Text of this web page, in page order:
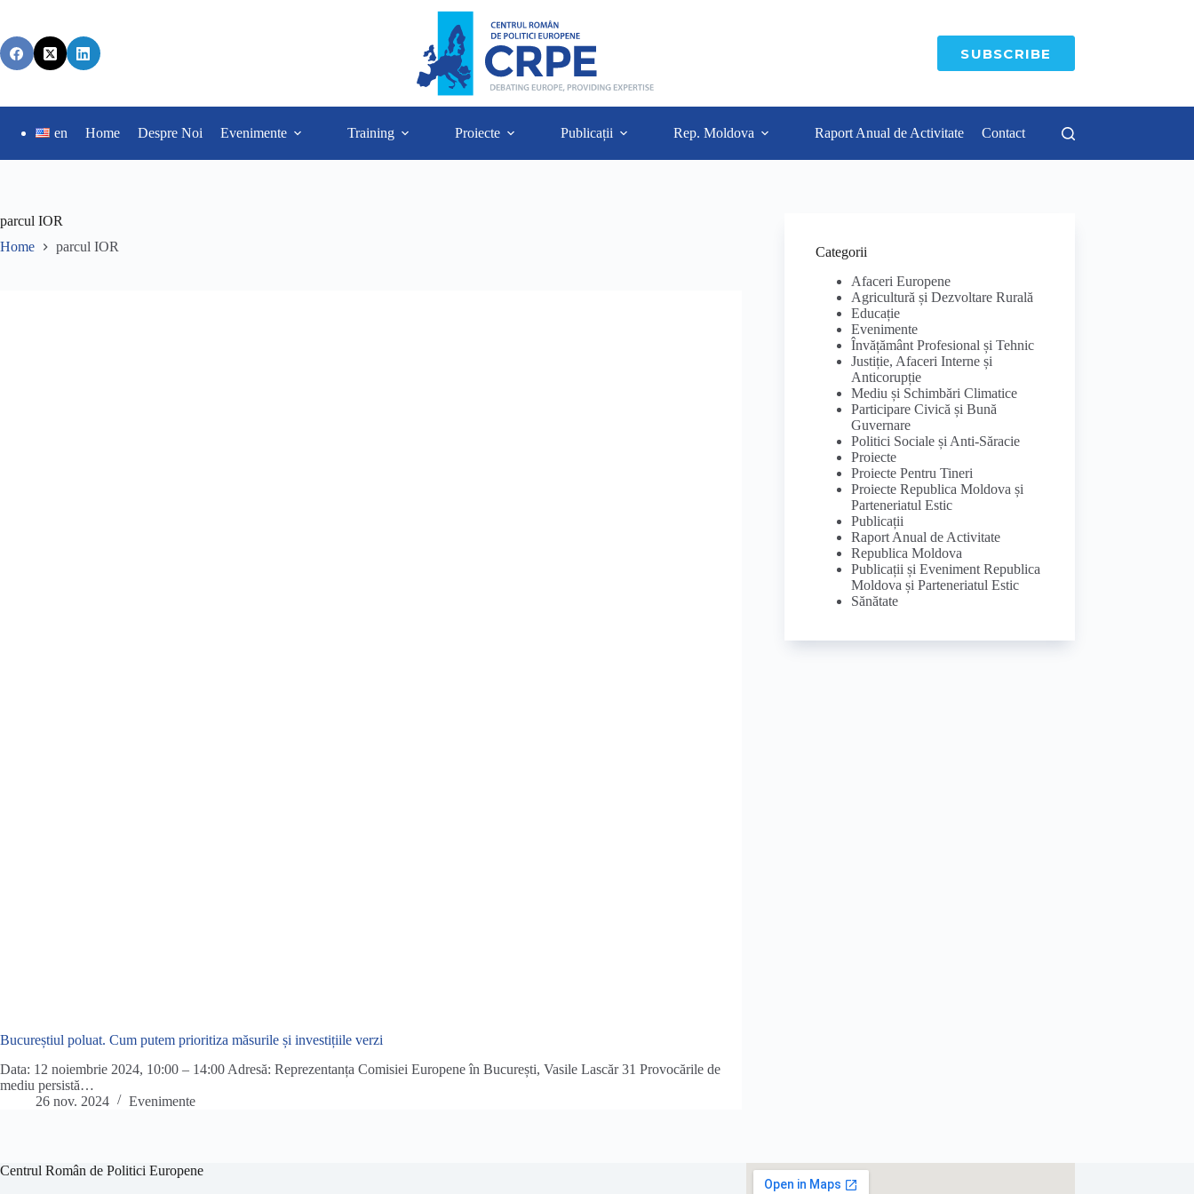
SUBSCRIBE
en Home Despre Noi Evenimente Training Proiecte Publicații Rep. Moldova Raport Anual de Activitate Contact
parcul IOR
Home
parcul IOR
Bucureștiul poluat. Cum putem prioritiza măsurile și investițiile verzi
Data: 12 noiembrie 2024, 10:00 – 14:00 Adresă: Reprezentanța Comisiei Europene în București, Vasile Lascăr 31 Provocările de
mediu persistă…
26 nov. 2024
Evenimente
Categorii
Afaceri Europene
Agricultură și Dezvoltare Rurală
Educație
Evenimente
Învățământ Profesional și Tehnic
Justiție, Afaceri Interne și
Anticorupție
Mediu și Schimbări Climatice
Participare Civică și Bună
Guvernare
Politici Sociale și Anti-Săracie
Proiecte
Proiecte Pentru Tineri
Proiecte Republica Moldova și
Parteneriatul Estic
Publicații
Raport Anual de Activitate
Republica Moldova
Publicații și Eveniment Republica
Moldova și Parteneriatul Estic
Sănătate
Centrul Român de Politici Europene